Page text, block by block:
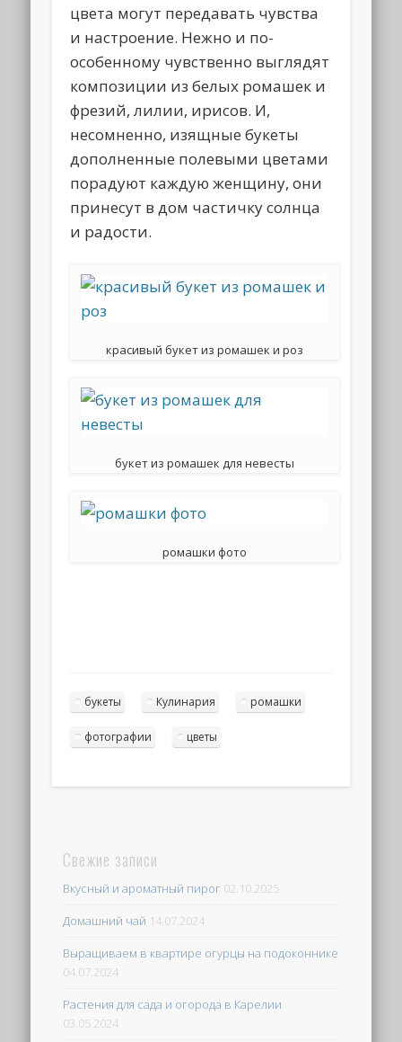
цвета могут передавать чувства
и настроение. Нежно и по-
особенному чувственно выглядят
композиции из белых ромашек и
фрезий, лилии, ирисов. И,
несомненно, изящные букеты
дополненные полевыми цветами
порадуют каждую женщину, они
принесут в дом частичку солнца
и радости.
красивый букет из ромашек и роз
букет из ромашек для невесты
ромашки фото
букеты Кулинария ромашки
фотографии цветы
Свежие записи
Вкусный и ароматный пирог 02.10.2025
Домашний чай 14.07.2024
Выращиваем в квартире огурцы на подоконнике
04.07.2024
Растения для сада и огорода в Карелии
03.05.2024